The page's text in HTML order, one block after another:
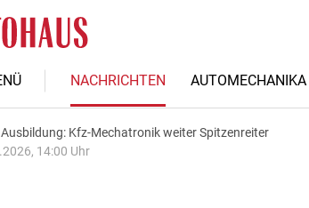
NACHRICHTEN
Ausbildung: Kfz-Mechatronik weiter Spitzenreiter
14:00 Uhr